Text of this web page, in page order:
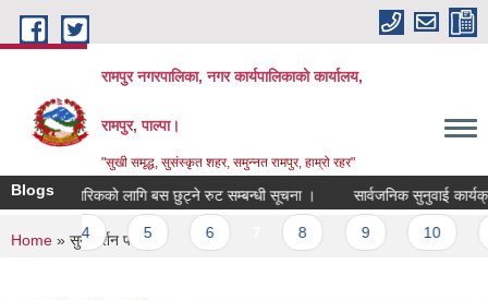
Skip to main content
रामपुर नगरपालिका, नगर कार्यपालिकाको कार्यालय,
रामपुर, पाल्पा।
"सुखी समृद्ध, सुसंस्कृत शहर, समुन्नत रामपुर, हाम्रो रहर"
Blogs
जेष्ठ नागरिकको लागि बस छुट्ने रुट सम्बन्धी सूचना । सार्वजनिक सुनुवाई
5
You are here
Home » सुर्य दर्शन पण्डित